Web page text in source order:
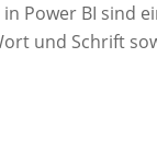
Power BI sind
und Schrift